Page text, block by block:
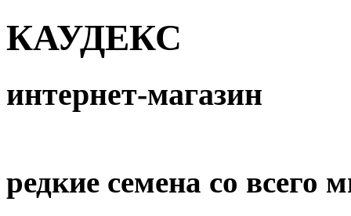
КАУДЕКС
интернет-магазин
редкие семена со всего